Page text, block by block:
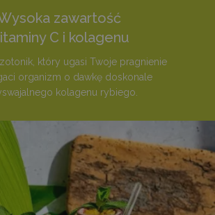
zawartość
C i kolagenu
który ugasi Twoje pragnienie
organizm o dawkę doskonale
kolagenu rybiego.